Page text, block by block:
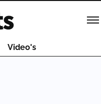
Video's